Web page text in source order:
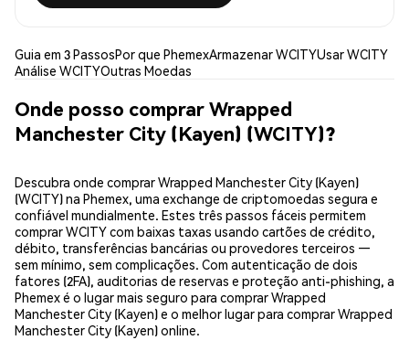
Guia em 3 PassosPor que PhemexArmazenar WCITYUsar WCITY
Análise WCITYOutras Moedas
Onde posso comprar Wrapped
Manchester City (Kayen) (WCITY)?
Descubra onde comprar Wrapped Manchester City (Kayen)
(WCITY) na Phemex, uma exchange de criptomoedas segura e
confiável mundialmente. Estes três passos fáceis permitem
comprar WCITY com baixas taxas usando cartões de crédito,
débito, transferências bancárias ou provedores terceiros —
sem mínimo, sem complicações. Com autenticação de dois
fatores (2FA), auditorias de reservas e proteção anti-phishing, a
Phemex é o lugar mais seguro para comprar Wrapped
Manchester City (Kayen) e o melhor lugar para comprar Wrapped
Manchester City (Kayen) online.